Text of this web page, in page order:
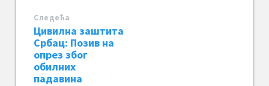
Следећa
Цивилна заштита
Србац: Позив на
опрез због
обилних
падавина